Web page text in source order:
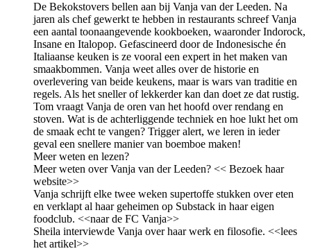
De Bekokstovers bellen aan bij Vanja van der Leeden. Na
jaren als chef gewerkt te hebben in restaurants schreef Vanja
een aantal toonaangevende kookboeken, waaronder Indorock,
Insane en Italopop. Gefascineerd door de Indonesische én
Italiaanse keuken is ze vooral een expert in het maken van
smaakbommen. Vanja weet alles over de historie en
overlevering van beide keukens, maar is wars van traditie en
regels. Als het sneller of lekkerder kan dan doet ze dat rustig.
Tom vraagt Vanja de oren van het hoofd over rendang en
stoven. Wat is de achterliggende techniek en hoe lukt het om
de smaak echt te vangen? Trigger alert, we leren in ieder
geval een snellere manier van boemboe maken!
Meer weten en lezen?
Meer weten over Vanja van der Leeden? << Bezoek haar
website>>
Vanja schrijft elke twee weken supertoffe stukken over eten
en verklapt al haar geheimen op Substack in haar eigen
foodclub. <<naar de FC Vanja>>
Sheila interviewde Vanja over haar werk en filosofie. <<lees
het artikel>>